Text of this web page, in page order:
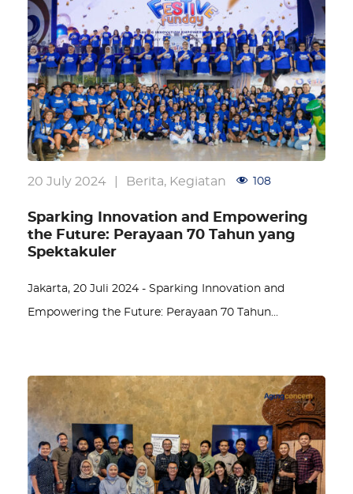
20 July 2024 Berita, Kegiatan 108
Sparking Innovation and Empowering
the Future: Perayaan 70 Tahun yang
Spektakuler
Jakarta, 20 Juli 2024 - Sparking Innovation and
Empowering the Future: Perayaan 70 Tahun…